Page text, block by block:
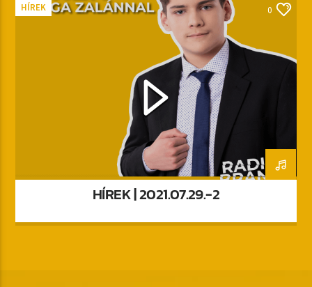
HÍREK 0
HÍREK | 2021.07.29.-2